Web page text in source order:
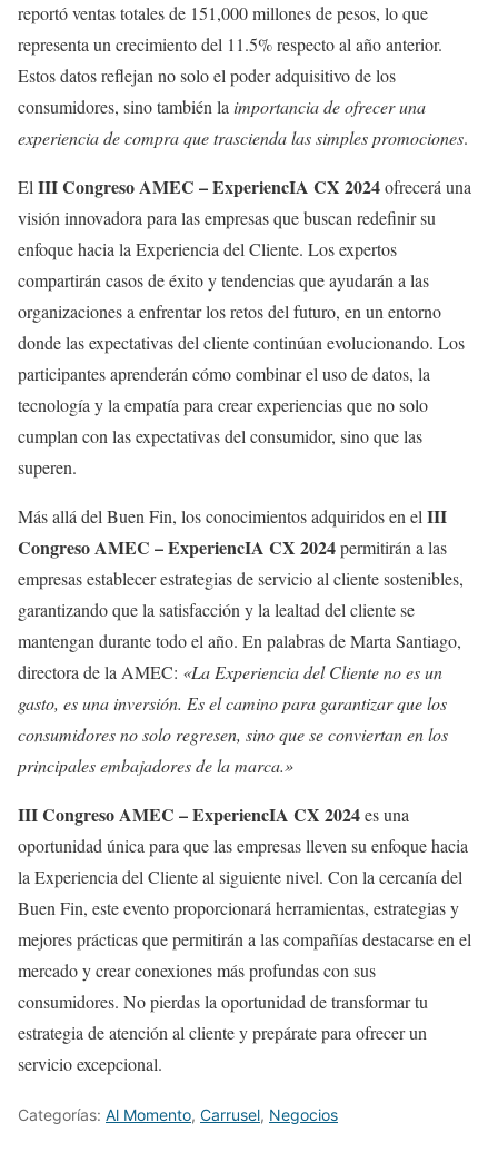
reportó ventas totales de 151,000 millones de pesos, lo que
representa un crecimiento del 11.5% respecto al año anterior.
Estos datos reflejan no solo el poder adquisitivo de los
consumidores, sino también la importancia de ofrecer una
experiencia de compra que trascienda las simples promociones.
ElIII Congreso AMEC – ExperiencIA CX 2024ofrecerá una
visión innovadora para las empresas que buscan redefinir su
enfoque hacia la Experiencia del Cliente. Los expertos
compartirán casos de éxito y tendencias que ayudarán a las
organizaciones a enfrentar los retos del futuro, en un entorno
donde las expectativas del cliente continúan evolucionando. Los
participantes aprenderán cómo combinar el uso de datos, la
tecnología y la empatía para crear experiencias que no solo
cumplan con las expectativas del consumidor, sino que las
superen.
Más allá del Buen Fin, los conocimientos adquiridos en elIII
Congreso AMEC – ExperiencIA CX 2024permitirán a las
empresas establecer estrategias de servicio al cliente sostenibles,
garantizando que la satisfacción y la lealtad del cliente se
mantengan durante todo el año. En palabras de Marta Santiago,
directora de la AMEC: «La Experiencia del Cliente no es un
gasto, es una inversión. Es el camino para garantizar que los
consumidores no solo regresen, sino que se conviertan en los
principales embajadores de la marca.»
III Congreso AMEC – ExperiencIA CX 2024es una
oportunidad única para que las empresas lleven su enfoque hacia
la Experiencia del Cliente al siguiente nivel. Con la cercanía del
Buen Fin, este evento proporcionará herramientas, estrategias y
mejores prácticas que permitirán a las compañías destacarse en el
mercado y crear conexiones más profundas con sus
consumidores. No pierdas la oportunidad de transformar tu
estrategia de atención al cliente y prepárate para ofrecer un
servicio excepcional.
Categorías: Al Momento, Carrusel, Negocios